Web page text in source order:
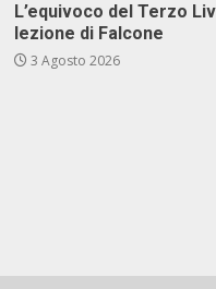
L’equivoco del Terzo
lezione di Falcone
3 Agosto 2026